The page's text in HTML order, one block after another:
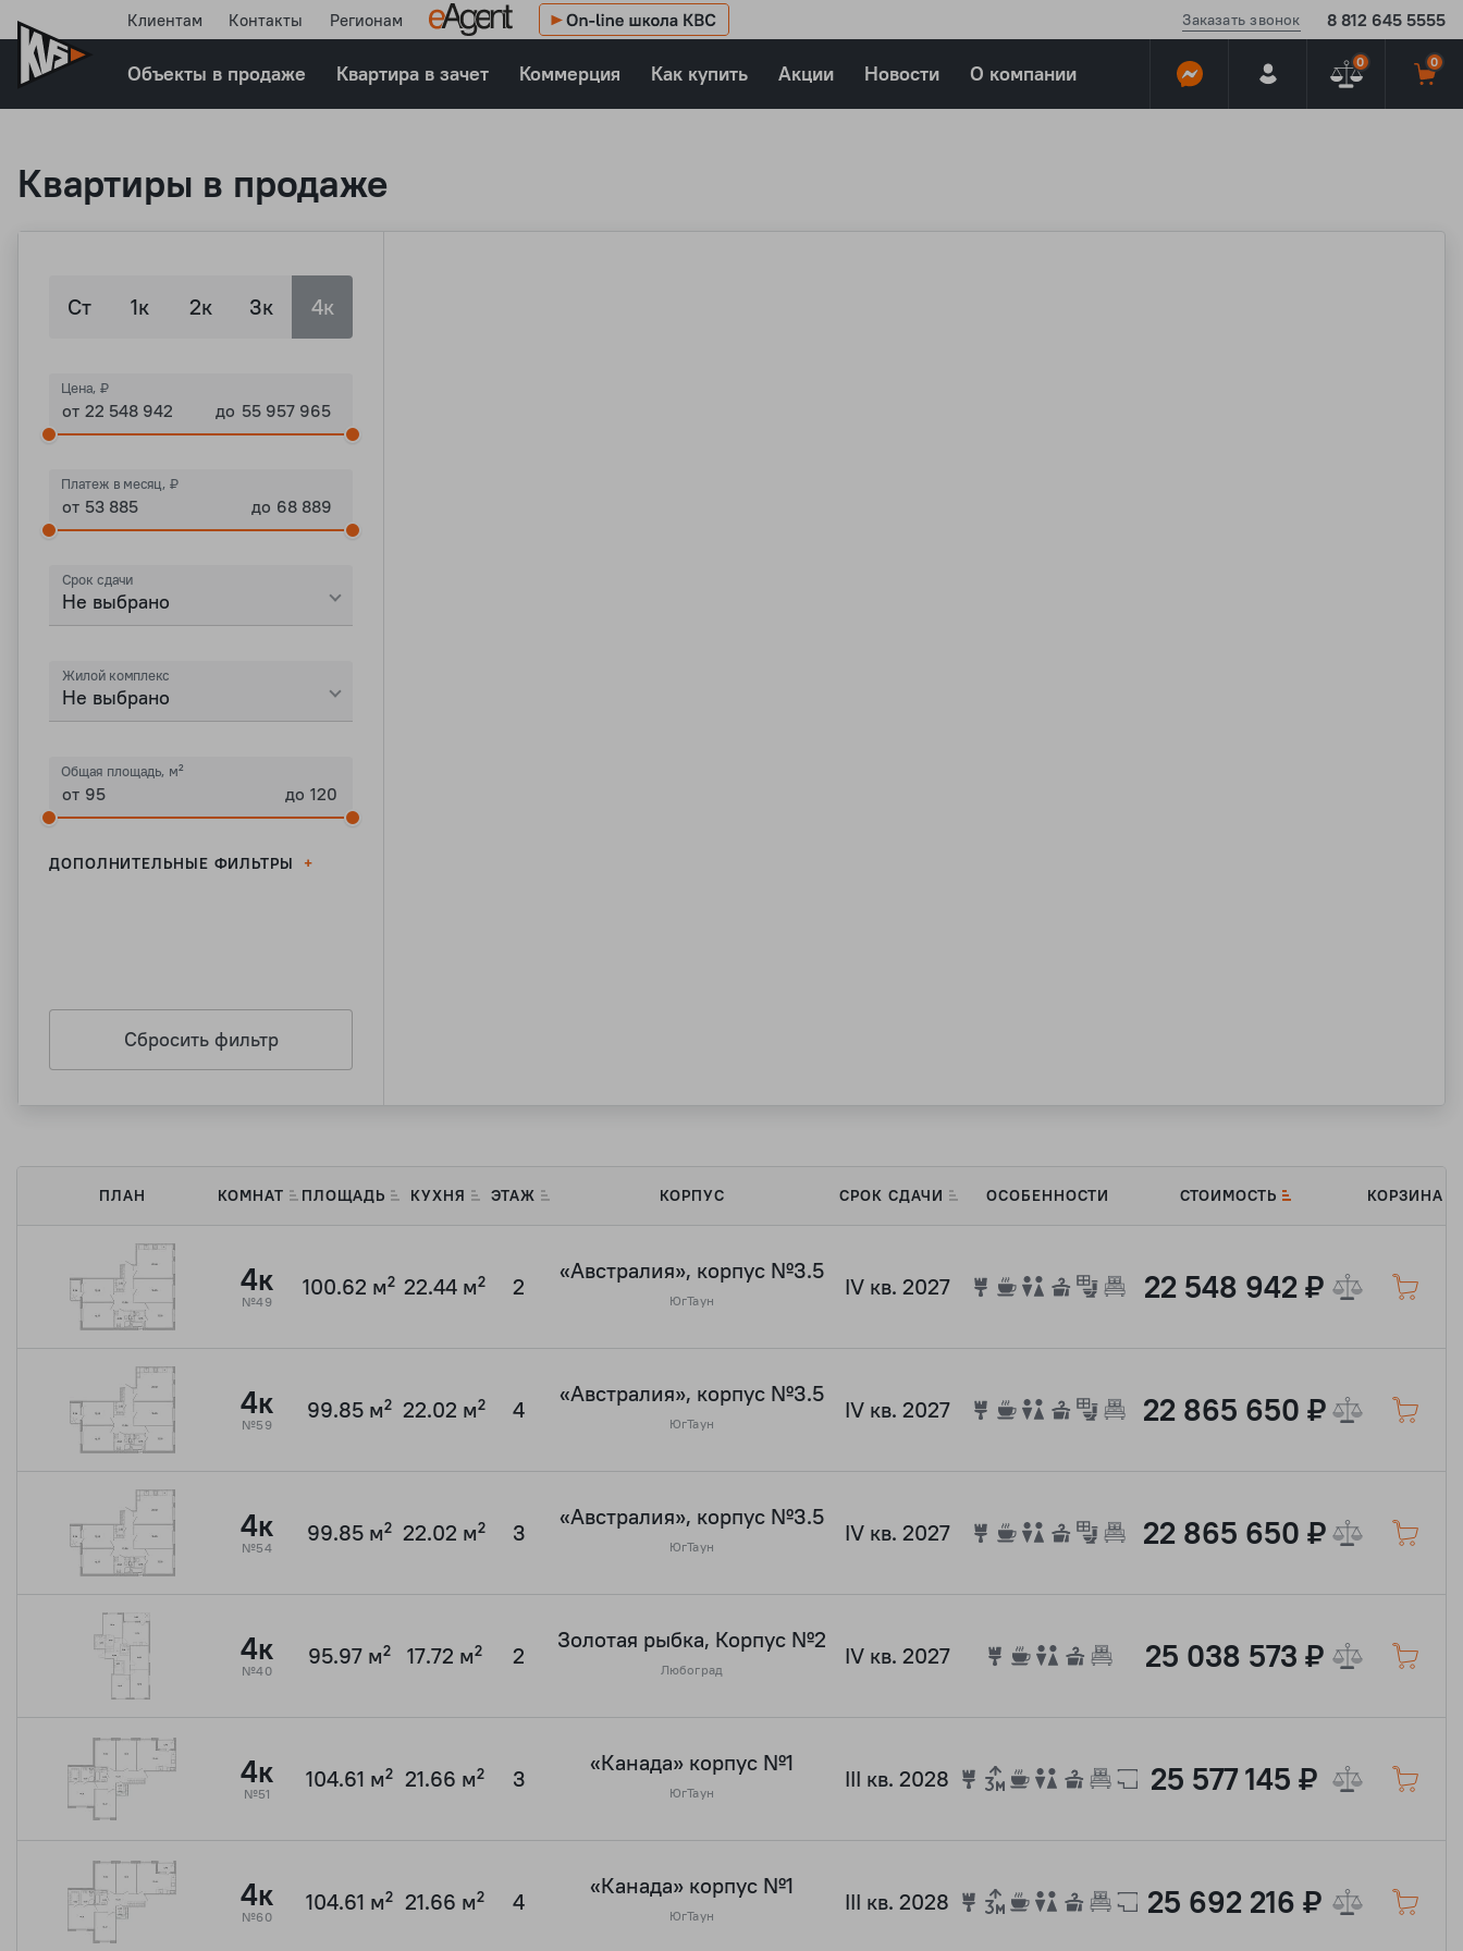
Клиентам Контакты Регионам Заказать звонок 8 812 645 5555
Объекты в продаже Квартира в зачет Коммерция Как купить Акции Новости О компании 0 0
Квартиры в продаже
Ст 1к 2к 3к 4к
Цена, ₽
от до
Платеж в месяц, ₽
от до
Срок сдачи
Не выбрано
Жилой комплекс
Не выбрано
Общая площадь, м²
от до
ДОПОЛНИТЕЛЬНЫЕ ФИЛЬТРЫ
Сбросить фильтр
от до
Кухня, м²
от до
Только свободные
Высокие потолки
Два санузла
Гардеробная
Терраса
Французский Балкон
Мастер-спальня
На 3 стороны
ПЛАН КОМНАТ ПЛОЩАДЬ КУХНЯ ЭТАЖ КОРПУС СРОК СДАЧИ ОСОБЕННОСТИ СТОИМОСТЬ КОРЗИНА
4к
№49
100.62 м² 22.44 м² 2
«Австралия», корпус №3.5
ЮгТаун
IV кв. 2027 22 548 942 ₽
4к
№59
99.85 м² 22.02 м² 4
«Австралия», корпус №3.5
ЮгТаун
IV кв. 2027 22 865 650 ₽
4к
№54
99.85 м² 22.02 м² 3
«Австралия», корпус №3.5
ЮгТаун
IV кв. 2027 22 865 650 ₽
4к
№40
95.97 м² 17.72 м² 2
Золотая рыбка, Корпус №2
Любоград
IV кв. 2027 25 038 573 ₽
4к
№51
104.61 м² 21.66 м² 3
«Канада» корпус №1
ЮгТаун
III кв. 2028 25 577 145 ₽
4к
№60
104.61 м² 21.66 м² 4
«Канада» корпус №1
ЮгТаун
III кв. 2028 25 692 216 ₽